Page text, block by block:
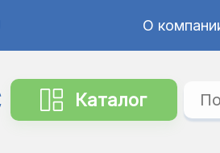
О
Каталог